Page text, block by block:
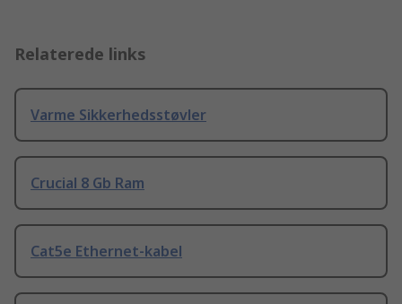
Relaterede links
Varme Sikkerhedsstøvler
Crucial 8 Gb Ram
Cat5e Ethernet-kabel